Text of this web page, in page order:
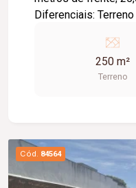
Diferenciais:
para construir ou
250 m²
Terreno
Cód. 84564